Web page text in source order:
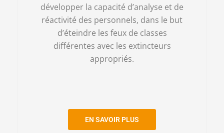
développer la capacité d’analyse et de
réactivité des personnels, dans le but
d’éteindre les feux de classes
différentes avec les extincteurs
appropriés.
EN SAVOIR PLUS